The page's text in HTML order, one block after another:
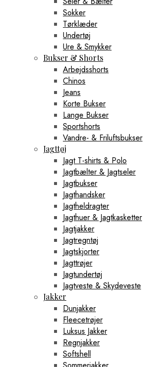
Sokker
Tørklæder
Undertøj
Ure & Smykker
Bukser & Shorts
Arbejdsshorts
Chinos
Jeans
Korte Bukser
Lange Bukser
Sportshorts
Vandre- & Friluftsbukser
Jagttøj
Jagt T-shirts & Polo
Jagtbælter & Jagtseler
Jagtbukser
Jagthandsker
Jagtheldragter
Jagthuer & Jagtkasketter
Jagtjakker
Jagtregntøj
Jagtskjorter
Jagttrøjer
Jagtundertøj
Jagtveste & Skydeveste
Jakker
Dunjakker
Fleecetrøjer
Luksus Jakker
Regnjakker
Softshell